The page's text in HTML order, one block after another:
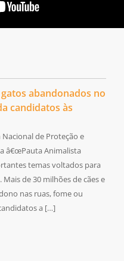
abandonados no
candidatos às
de Proteção e
â€œPauta Animalista
temas voltados para
de 30 milhões de cães e
nas ruas, fome ou
a […]